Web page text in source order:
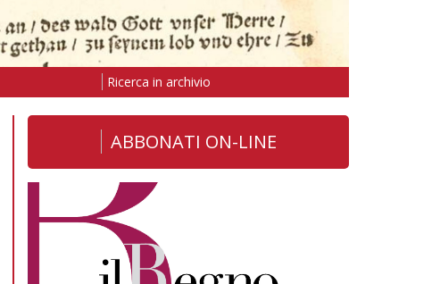
Ricerca in archivio
ABBONATI ON-LINE